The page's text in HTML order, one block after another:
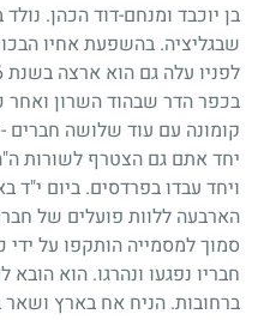
בן יוכבד ומנחם-דוד הכהן.
שבגליציה. בהשפעת אחיו
לפניו עלה גם הוא ארצה בשנת
בכפר הדר שבהוד השרון ואחר
קומונה עם עוד שלושה חברים -
יחד אתם גם הצטרף לשורות
ויחד עבדו בפרדסים. ביום י"ד
הארבעה ללוות פועלים של
סמוך למסמייה הותקפו על ידי
חבריו נפגעו ונהרגו. הוא
ברחובות. הניח אח בארץ